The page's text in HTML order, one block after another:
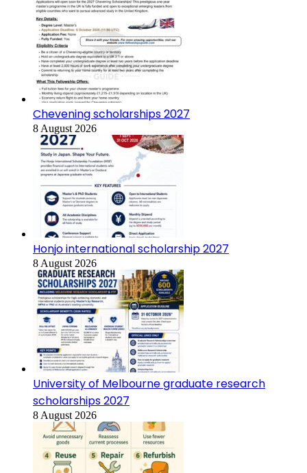
Chevening scholarships 2027
8 August 2026
Honjo international scholarship 2027
8 August 2026
University of Melbourne graduate research
scholarships 2027
8 August 2026